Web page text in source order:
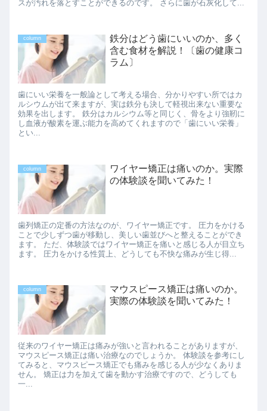
スが汚れを落とすことができるのです。 さらに歯が石灰化して...
column
鉄分はどう歯にいいのか、多く
含む食材を解説！〔歯の健康コ
ラム〕
歯にいい栄養を一般論として考える場合、分かりやすい所ではカ
ルシウムが出て来ますが、実は鉄分も決して軽視出来ない重要な
効果を出します。 鉄分はカルシウム等と同じく、骨をより強靭に
し血液が酸素を運ぶ能力を高めてくれますので「歯にいい栄養」
とい...
column
ワイヤー矯正は痛いのか。実際
の体験談を聞いてみた！
歯列矯正の定番の方法なのが、ワイヤー矯正です。 圧力をかける
ことで少しずつ歯が移動し、美しい歯並びへと整えることができ
ます。 ただ、体験談ではワイヤー矯正を痛いと感じる人が目立ち
ます。 圧力をかける性質上、どうしても不快な痛みが生じ得...
column
マウスピース矯正は痛いのか。
実際の体験談を聞いてみた！
従来のワイヤー矯正は痛みが強いと言われることがありますが、
マウスピース矯正は痛い治療なのでしょうか。 体験談を参考にし
てみると、マウスピース矯正でも痛みを感じる人が少なくありま
せん。 矯正は力を加えて歯を動かす治療ですので、どうしても
一...